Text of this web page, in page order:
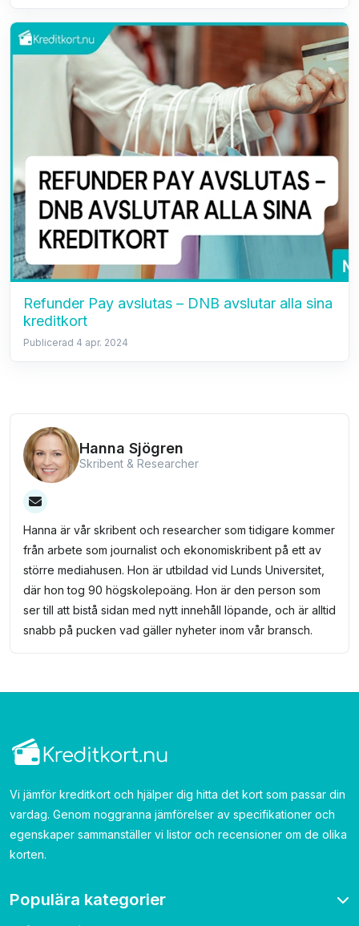
Refunder Pay avslutas – DNB avslutar alla sina
kreditkort
Publicerad 4 apr. 2024
Hanna Sjögren
Skribent & Researcher
Hanna är vår skribent och researcher som tidigare kommer
från arbete som journalist och ekonomiskribent på ett av
större mediahusen. Hon är utbildad vid Lunds Universitet,
där hon tog 90 högskolepoäng. Hon är den person som
ser till att bistå sidan med nytt innehåll löpande, och är alltid
snabb på pucken vad gäller nyheter inom vår bransch.
Vi jämför kreditkort och hjälper dig hitta det kort som passar din
vardag. Genom noggranna jämförelser av specifikationer och
egenskaper sammanställer vi listor och recensioner om de olika
korten.
Populära kategorier